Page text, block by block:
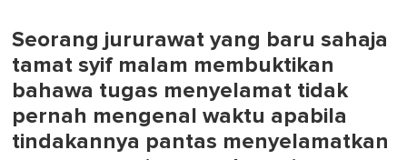
Seorang jururawat yang baru sahaja
tamat syif malam membuktikan
bahawa tugas menyelamat tidak
pernah mengenal waktu apabila
tindakannya pantas menyelamatkan